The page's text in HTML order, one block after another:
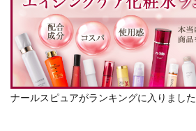
ナールスピュアがランキングに入りました